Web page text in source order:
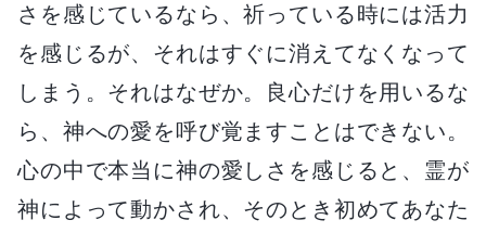
さを感じているなら、祈っている時には活力
を感じるが、それはすぐに消えてなくなって
しまう。それはなぜか。良心だけを用いるな
ら、神への愛を呼び覚ますことはできない。
心の中で本当に神の愛しさを感じると、霊が
神によって動かされ、そのとき初めてあなた